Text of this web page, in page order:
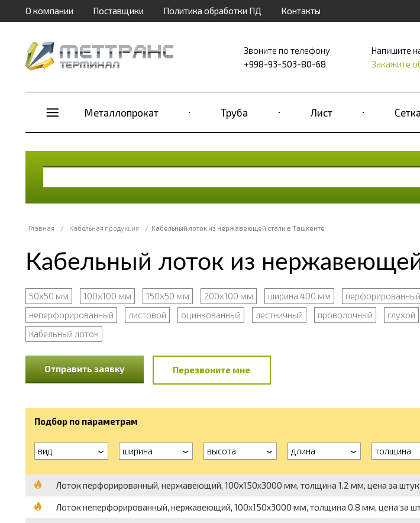
О компании Поставщики Политика обработки ПД Контакты
Звоните по телефону
+998-93-503-80-68
Напишите
Закажите
Металлопрокат Труба Лист Сетка
Главная / Кабельная продукция / Кабельный лоток из нержавеющей стали в Ташкенте
Кабельный лоток из
50х50 мм 100х100 мм 150х50 мм 200х100 мм ширина 400 мм
перфорированный
неперфорированный
листовой оцинкованный лестничный проволочный
глухой
Кабельный лоток
Отправить заявку Перезвоните мне
Подбор по параметрам
вид ширина высота длина толщина
Лоток перфорированный, нержавеющий, 100х150х3000 мм, толщина 1.2 мм, цена за
Лоток неперфорированный, нержавеющий, 100х150х3000 мм, толщина 0.8 мм, цена за